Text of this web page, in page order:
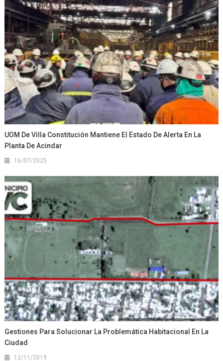
UOM De Villa Constitución Mantiene El Estado De Alerta En La
Planta De Acindar
16/07/2025
Gestiones Para Solucionar La Problemática Habitacional En La
Ciudad
12/11/2019